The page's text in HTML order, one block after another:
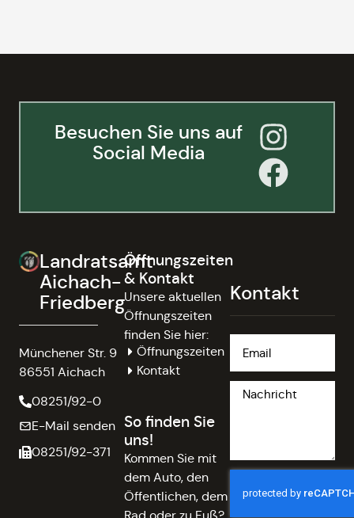
Besuchen Sie uns auf
Social Media
Landratsamt
Aichach-
Friedberg
Münchener Str. 9
86551 Aichach
08251/92-0
E-Mail senden
08251/92-371
Öffnungszeiten
& Kontakt
Unsere aktuellen
Öffnungszeiten
finden Sie hier:
Öffnungszeiten
Kontakt
So finden Sie
uns!
Kommen Sie mit
dem Auto, den
Öffentlichen, dem
Kontakt